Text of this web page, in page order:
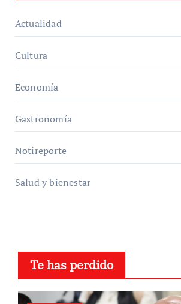
Actualidad
Cultura
Economía
Gastronomía
Notireporte
Salud y bienestar
Te has perdido